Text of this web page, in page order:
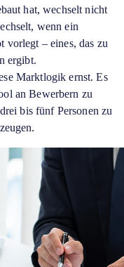
hat, wechselt nicht
wenn ein
vorlegt – eines, das zu
ergibt.
Marktlogik ernst. Es
an Bewerbern zu
bis fünf Personen zu